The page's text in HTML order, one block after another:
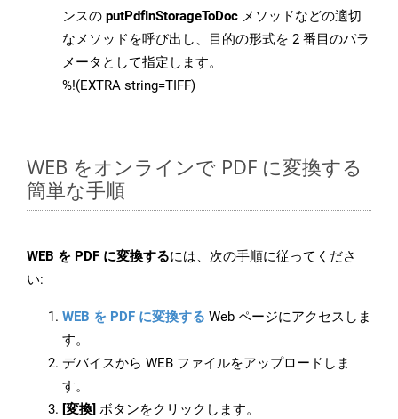
ンスの putPdfInStorageToDoc メソッドなどの適切
なメソッドを呼び出し、目的の形式を 2 番目のパラ
メータとして指定します。
%!(EXTRA string=TIFF)
WEB をオンラインで PDF に変換する
簡単な手順
WEB を PDF に変換するには、次の手順に従ってくださ
い:
WEB を PDF に変換する Web ページにアクセスしま
す。
デバイスから WEB ファイルをアップロードしま
す。
[変換] ボタンをクリックします。